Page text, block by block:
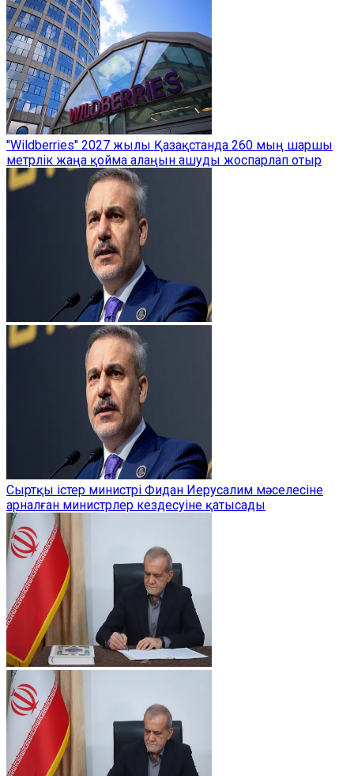
"Wildberries" 2027 жылы Қазақстанда 260 мың шаршы
метрлік жаңа қойма алаңын ашуды жоспарлап отыр
Сыртқы істер министрі Фидан Иерусалим мәселесіне
арналған министрлер кездесуіне қатысады